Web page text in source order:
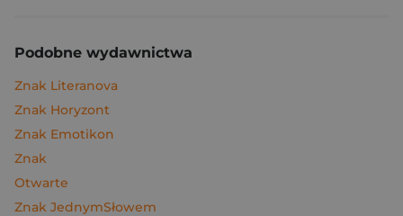
Podobne wydawnictwa
Znak Literanova
Znak Horyzont
Znak Emotikon
Znak
Otwarte
Znak JednymSłowem